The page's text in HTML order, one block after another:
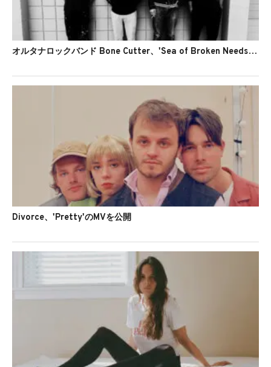
オルタナロックバンド Bone Cutter、'Sea of Broken Needs'のMVを公開
Divorce、'Pretty'のMVを公開